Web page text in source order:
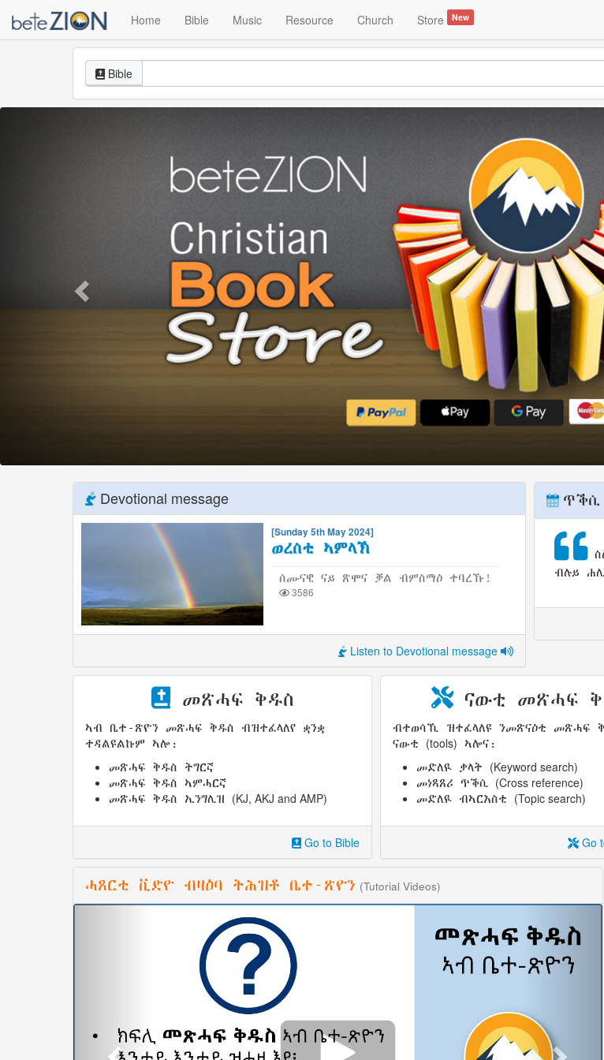
Home Bible Music Resource Church Store New
Bible
Devotional message
[Sunday 5th May 2024]
ወረስቲ ኣምላኽ
ሰሙናዊ ናይ ጽሞና ቓል ብምስማዕ ተባረኹ!
3586
Listen to Devotional message
ጥቕሲ
ብሉይ
መጽሓፍ ቅዱስ
ኣብ ቤተ-ጽዮን መጽሓፍ ቅዱስ ብዝተፈላለየ ቋንቋ
ተዳልዩልኩም ኣሎ:
መጽሓፍ ቅዱስ ትግርኛ
መጽሓፍ ቅዱስ ኣምሓርኛ
መጽሓፍ ቅዱስ ኢንግሊዝ (KJ, AKJ and AMP)
Go to Bible
ናውቲ መጽሓፍ
ብተወሳኺ ዝተፈላለዩ ንመጽናዕቲ መጽሓፍ
ናውቲ (tools) ኣሎና:
መድለዪ ቃላት (Keyword search)
መነጻጸሪ ጥቕሲ (Cross reference)
መድለዪ ብኣርእስቲ (Topic search)
Go
ሓጸርቲ ቪድዮ ብዛዕባ ትሕዝቶ ቤተ-ጽዮን (Tutorial Videos)